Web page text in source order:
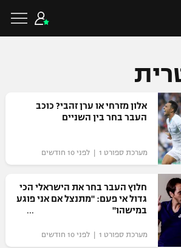
אלון מזרחי או ערן זהבי? כוכב
העבר בחר בין השניים
מערכת ספורט 1 | לפני 10 חודשים
חלוץ העבר בחר את הישראלי הכי
גדול אי פעם: "מתנצל אם אני פוגע
במישהו"
מערכת ספורט 1 | לפני 10 חודשים